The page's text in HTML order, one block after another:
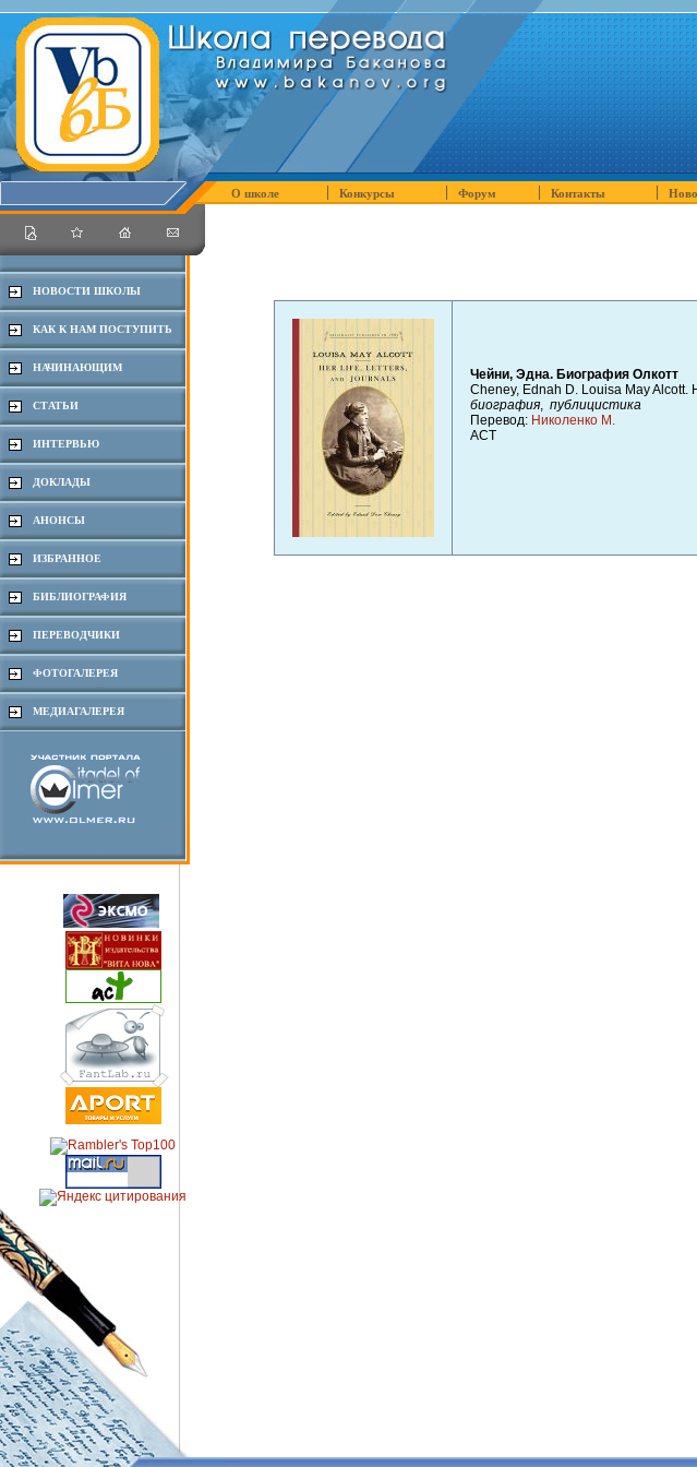
О школе Конкурсы Форум Контакты
НОВОСТИ ШКОЛЫ
КАК К НАМ ПОСТУПИТЬ
НАЧИНАЮЩИМ
СТАТЬИ
ИНТЕРВЬЮ
ДОКЛАДЫ
АНОНСЫ
ИЗБРАННОЕ
БИБЛИОГРАФИЯ
ПЕРЕВОДЧИКИ
ФОТОГАЛЕРЕЯ
МЕДИАГАЛЕРЕЯ
Чейни, Эдна. Биография Олкотт
Cheney, Ednah D. Louisa May Alcott.
биография, публицистика
Перевод: Николенко М.
АСТ